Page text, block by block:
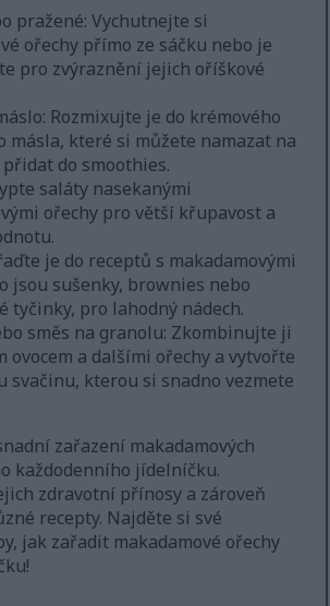
pražené: Vychutnejte si
ořechy přímo ze sáčku nebo je
pro zvýraznění jejich oříškové
Rozmixujte je do krémového
másla, které si můžete namazat na
do smoothies.
saláty nasekanými
ořechy pro větší křupavost a
je do receptů s makadamovými
jsou sušenky, brownies nebo
tyčinky, pro lahodný nádech.
směs na granolu: Zkombinujte ji
ovocem a dalšími ořechy a vytvořte
svačinu, kterou si snadno vezmete
zařazení makadamových
každodenního jídelníčku.
zdravotní přínosy a zároveň
recepty. Najděte si své
jak zařadit makadamové ořechy